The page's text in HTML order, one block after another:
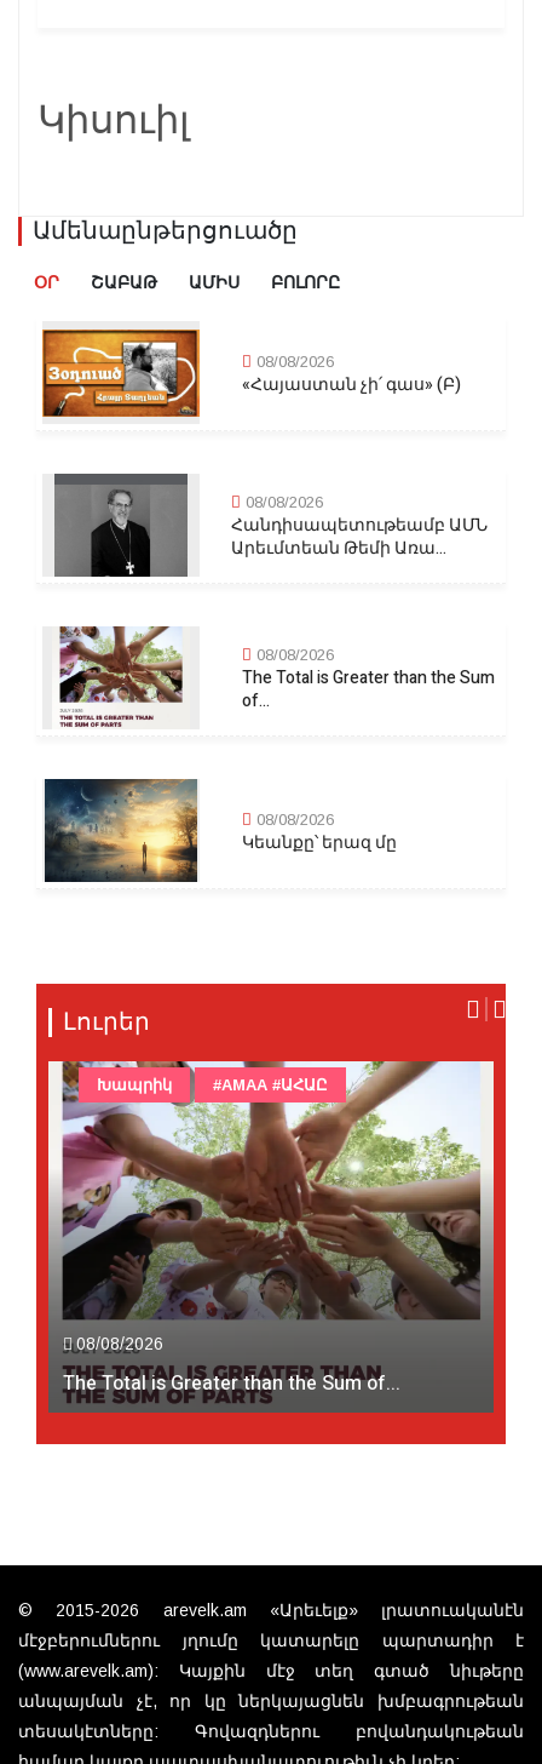
Կիսուիլ
Ամենաընթերցուածը
ՕՐ ՇԱԲԱԹ ԱՄԻՍ ԲՈԼՈՐԸ
08/08/2026
«Հայաստան չի՛ գաս» (Բ)
08/08/2026
Հանդիսապետութեամբ ԱՄՆ
Արեւմտեան Թեմի Առա...
08/08/2026
The Total is Greater than the Sum
of...
08/08/2026
Կեանքը՝ երազ մը
Լուրեր
08/08/2026
The Total is Greater than the Sum of...
Խապրիկ #AMAA #ԱՀԱԸ
© 2015-2026 arevelk.am «Արեւելք» լրատուականէն
մէջբերումներու յղումը կատարելը պարտադիր է
(www.arevelk.am): Կայքին մէջ տեղ գտած նիւթերը
անպայման չէ, որ կը ներկայացնեն խմբագրութեան
տեսակէտները: Գովազդներու բովանդակութեան